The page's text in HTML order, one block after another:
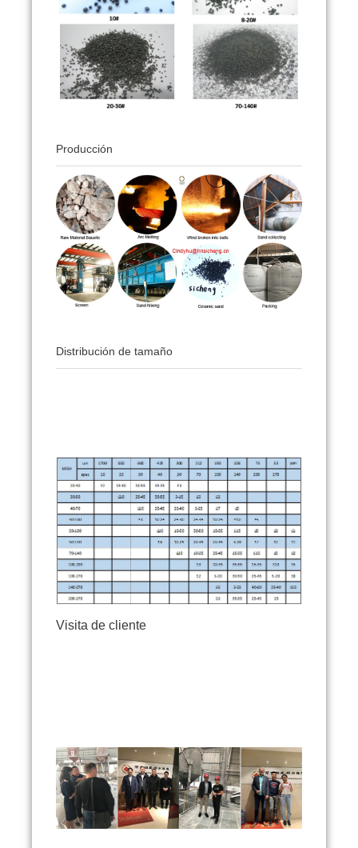
Producción
Distribución de tamaño
Visita de cliente